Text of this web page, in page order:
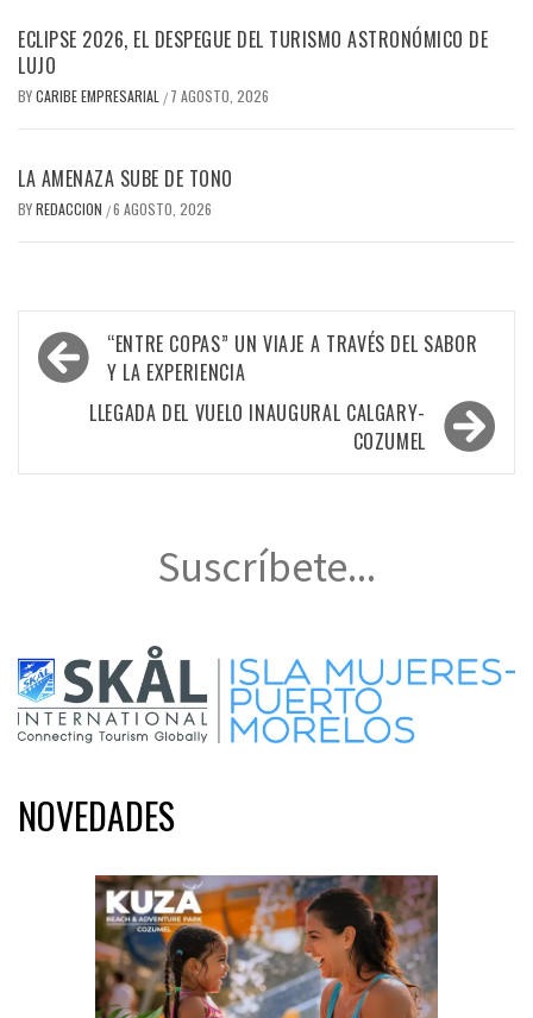
ECLIPSE 2026, EL DESPEGUE DEL TURISMO ASTRONÓMICO DE
LUJO
BYCARIBE EMPRESARIAL / 7 AGOSTO, 2026
LA AMENAZA SUBE DE TONO
BYREDACCION /6 AGOSTO, 2026
Navegación
de
entradas
“ENTRE COPAS” UN VIAJE A TRAVÉS DEL SABOR
Y LA EXPERIENCIA
LLEGADA DEL VUELO INAUGURAL CALGARY-
COZUMEL
Suscríbete...
NOVEDADES